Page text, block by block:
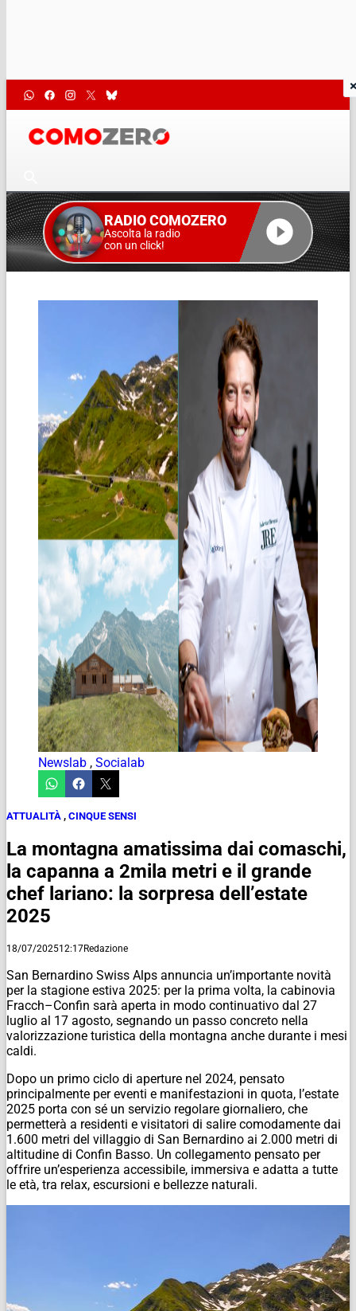
RADIO COMOZERO
Ascolta la radio
con un click!
Newslab , Socialab
ATTUALITÀ , CINQUE SENSI
La montagna amatissima dai comaschi,
la capanna a 2mila metri e il grande
chef lariano: la sorpresa dell’estate
2025
18/07/202512:17Redazione
San Bernardino Swiss Alps annuncia un’importante novità
per la stagione estiva 2025: per la prima volta, la cabinovia
Fracch–Confin sarà aperta in modo continuativo dal 27
luglio al 17 agosto, segnando un passo concreto nella
valorizzazione turistica della montagna anche durante i mesi
caldi.
Dopo un primo ciclo di aperture nel 2024, pensato
principalmente per eventi e manifestazioni in quota, l’estate
2025 porta con sé un servizio regolare giornaliero, che
permetterà a residenti e visitatori di salire comodamente dai
1.600 metri del villaggio di San Bernardino ai 2.000 metri di
altitudine di Confin Basso. Un collegamento pensato per
offrire un’esperienza accessibile, immersiva e adatta a tutte
le età, tra relax, escursioni e bellezze naturali.